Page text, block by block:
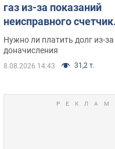
газ из-за показаний
неисправного
судья вынес
неожиданное решение
Нужно ли платить долг из-за
доначисления
8.08.2026 14:43 31,2 т.